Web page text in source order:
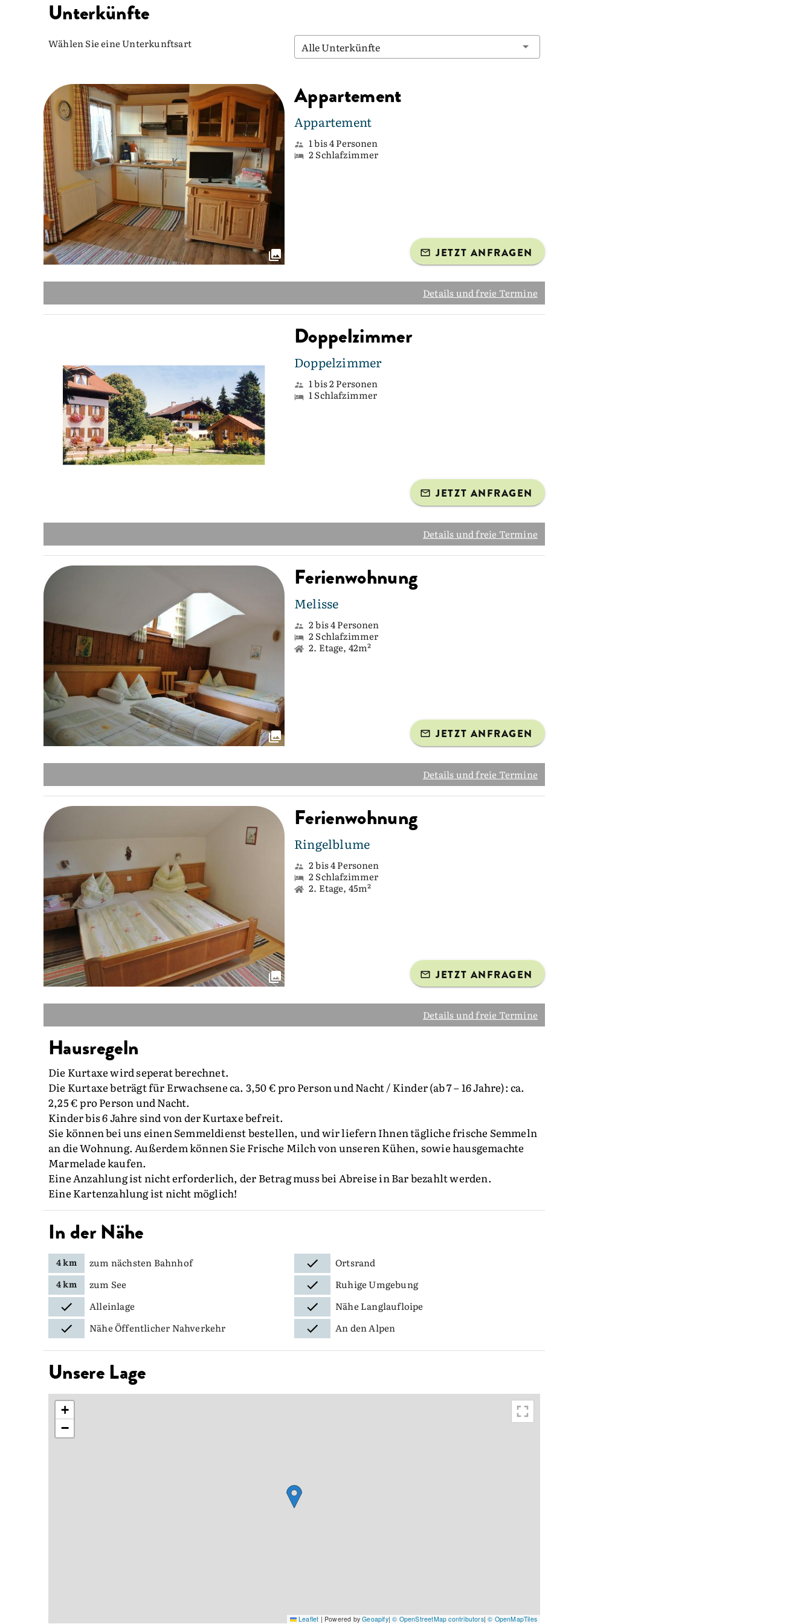
Unterkünfte
Wählen Sie eine Unterkunftsart Alle Unterkünfte
Appartement
Appartement
1 bis 4 Personen
2 Schlafzimmer
JETZT ANFRAGEN
Details und freie Termine
Doppelzimmer
Doppelzimmer
1 bis 2 Personen
1 Schlafzimmer
JETZT ANFRAGEN
Details und freie Termine
Ferienwohnung
Melisse
2 bis 4 Personen
2 Schlafzimmer
2. Etage, 42m²
JETZT ANFRAGEN
Details und freie Termine
Ferienwohnung
Ringelblume
2 bis 4 Personen
2 Schlafzimmer
2. Etage, 45m²
JETZT ANFRAGEN
Details und freie Termine
Hausregeln
Die Kurtaxe wird seperat berechnet.
Die Kurtaxe beträgt für Erwachsene ca. 3,50 € pro Person und Nacht / Kinder (ab 7 – 16 Jahre): ca.
2,25 € pro Person und Nacht.
Kinder bis 6 Jahre sind von der Kurtaxe befreit.
Sie können bei uns einen Semmeldienst bestellen, und wir liefern Ihnen tägliche frische Semmeln
an die Wohnung. Außerdem können Sie Frische Milch von unseren Kühen, sowie hausgemachte
Marmelade kaufen.
Eine Anzahlung ist nicht erforderlich, der Betrag muss bei Abreise in Bar bezahlt werden.
Eine Kartenzahlung ist nicht möglich!
In der Nähe
4 km zum nächsten Bahnhof Ortsrand
4 km zum See
Ruhige Umgebung
Alleinlage
Nähe Langlaufloipe
Nähe Öffentlicher Nahverkehr
An den Alpen
Unsere Lage
+
−
Leaflet | Powered byGeoapify|© OpenStreetMap contributors|© OpenMapTiles